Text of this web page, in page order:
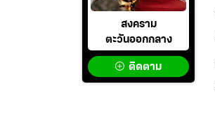
สงคราม
ตะวันออกกลาง
ติดตาม